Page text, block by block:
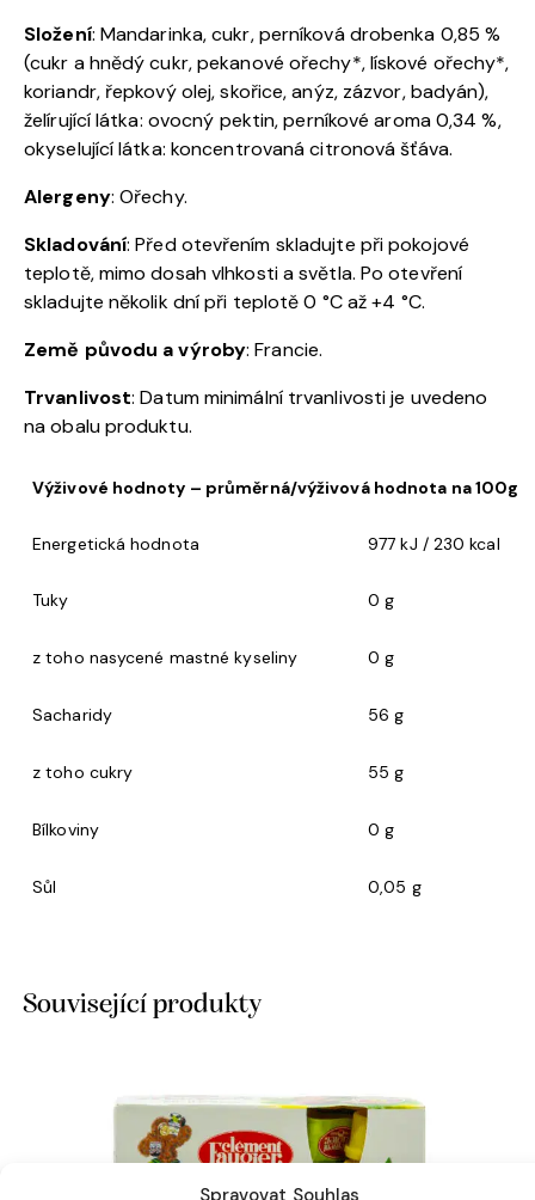
Spravovat Souhlas
Složení: Mandarinka, cukr, perníková drobenka 0,85 %
(cukr a hnědý cukr, pekanové ořechy*, lískové ořechy*,
koriandr, řepkový olej, skořice, anýz, zázvor, badyán),
želírující látka: ovocný pektin, perníkové aroma 0,34 %,
okyselující látka: koncentrovaná citronová šťáva.
Alergeny: Ořechy.
Skladování: Před otevřením skladujte při pokojové
teplotě, mimo dosah vlhkosti a světla. Po otevření
skladujte několik dní při teplotě 0 °C až +4 °C.
Země původu a výroby: Francie.
Trvanlivost: Datum minimální trvanlivosti je uvedeno
na obalu produktu.
Výživové hodnoty – průměrná/výživová hodnota na 100g
Energetická hodnota 977 kJ / 230 kcal
Tuky 0 g
z toho nasycené mastné kyseliny 0 g
Sacharidy 56 g
z toho cukry 55 g
Bílkoviny 0 g
Sůl 0,05 g
Související produkty